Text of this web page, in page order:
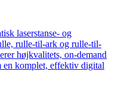
laserstanse- og
rulle-til-ark og rulle-til-
højkvalitets, on-demand
en komplet, effektiv digital